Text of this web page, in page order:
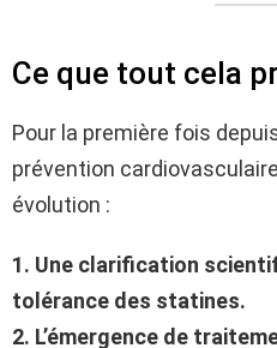
Ce que tout cela
Pour la première fois
prévention
évolution :
1. Une clarification
tolérance des statines.
2. L’émergence de